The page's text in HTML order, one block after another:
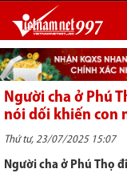
Người cha ở Phú
nói dối khiến con
Thứ tư, 23/07/2025 15:07
Người cha ở Phú Thọ